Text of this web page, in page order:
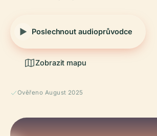
Poslechnout audioprůvodce
Zobrazit mapu
Ověřeno August 2025